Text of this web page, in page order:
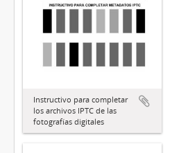
Instructivo para completar
los archivos IPTC de las
fotografías digitales